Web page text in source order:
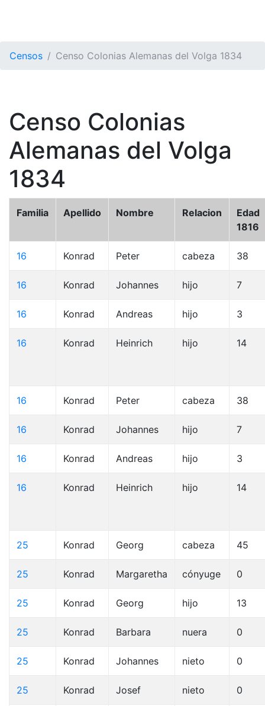
Censos Censo Colonias Alemanas del Volga 1834
Censo Colonias
Alemanas del Volga
1834
Familia Apellido Nombre Relacion
Edad
1816
16 Konrad Peter cabeza 38
16 Konrad Johannes hijo 7
16 Konrad Andreas hijo 3
16 Konrad Heinrich hijo 14
16 Konrad Peter cabeza 38
16 Konrad Johannes hijo 7
16 Konrad Andreas hijo 3
16 Konrad Heinrich hijo 14
25 Konrad Georg cabeza 45
25 Konrad Margaretha cónyuge 0
25 Konrad Georg hijo 13
25 Konrad Barbara nuera 0
25 Konrad Johannes nieto 0
25 Konrad Josef nieto 0